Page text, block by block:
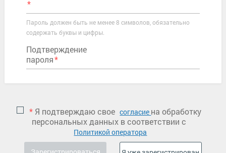
Пароль должен быть не менее 8 символов, обязательно
содержать буквы и цифры.
Подтверждение
пароля
* Я подтверждаю свое согласие на обработку
персональных данных в соответствии с
Политикой оператора